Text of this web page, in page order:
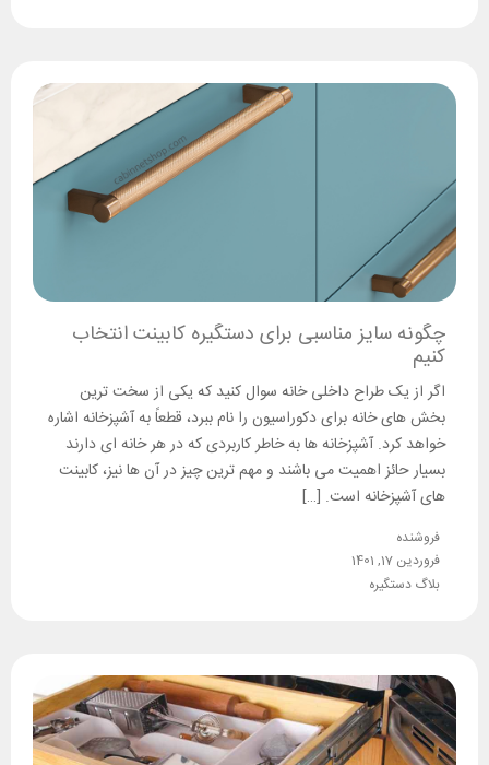
چگونه سایز مناسبی برای دستگیره کابینت انتخاب
کنیم
اگر از یک طراح داخلی خانه سوال کنید که یکی از سخت ترین
بخش های خانه برای دکوراسیون را نام ببرد، قطعاً به آشپزخانه اشاره
خواهد کرد. آشپزخانه ها به خاطر کاربردی که در هر خانه ای دارند
بسیار حائز اهمیت می باشند و مهم ترین چیز در آن ها نیز، کابینت
های آشپزخانه است. […]
فروشنده
فروردین 17, 1401
بلاگ دستگیره